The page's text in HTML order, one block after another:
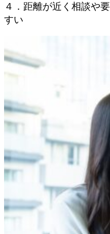
４．距離が近く相談や
すい